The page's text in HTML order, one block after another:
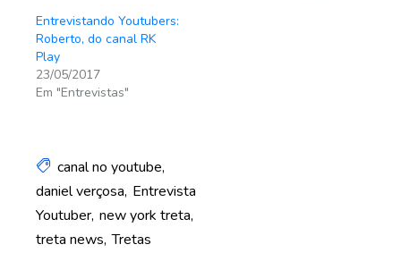
Entrevistando Youtubers:
Roberto, do canal RK
Play
23/05/2017
Em "Entrevistas"
canal no youtube
daniel verçosa Entrevista
Youtuber new york treta
treta news Tretas